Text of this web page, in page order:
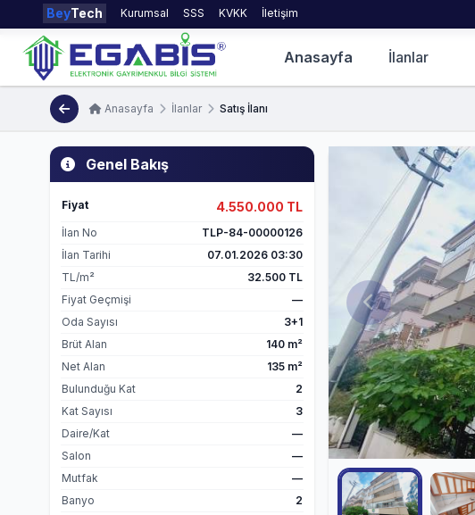
BeyTech Kurumsal SSS KVKK İletişim
Anasayfa İlanlar
Anasayfa İlanlar Satış İlanı
Genel Bakış
Fiyat 4.550.000 TL
İlan No
TLP-84-00000126
İlan Tarihi
07.01.2026 03:30
TL/m²
32.500 TL
Fiyat Geçmişi
—
Oda Sayısı
3+1
Brüt Alan
140 m²
Net Alan
135 m²
Bulunduğu Kat
2
Kat Sayısı
3
Daire/Kat
—
Salon
—
Mutfak
—
Banyo
2